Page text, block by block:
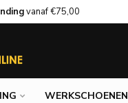
vanaf€75,00
WERKSCHOENEN